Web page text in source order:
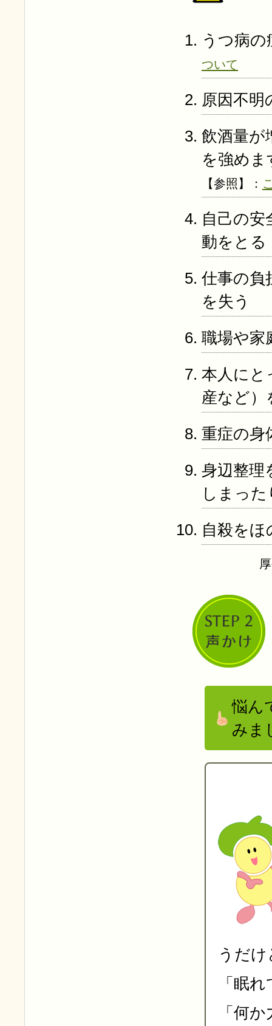
うつ病
ついて
原因不
飲酒量
を強めま
【参照】：
自己の安
動をとる
仕事の負
を失う
職場や家
本人にと
産など）
重症の身
身辺整理
しまっ
自殺をほ
悩ん
みま
うだけ
「眠
「何